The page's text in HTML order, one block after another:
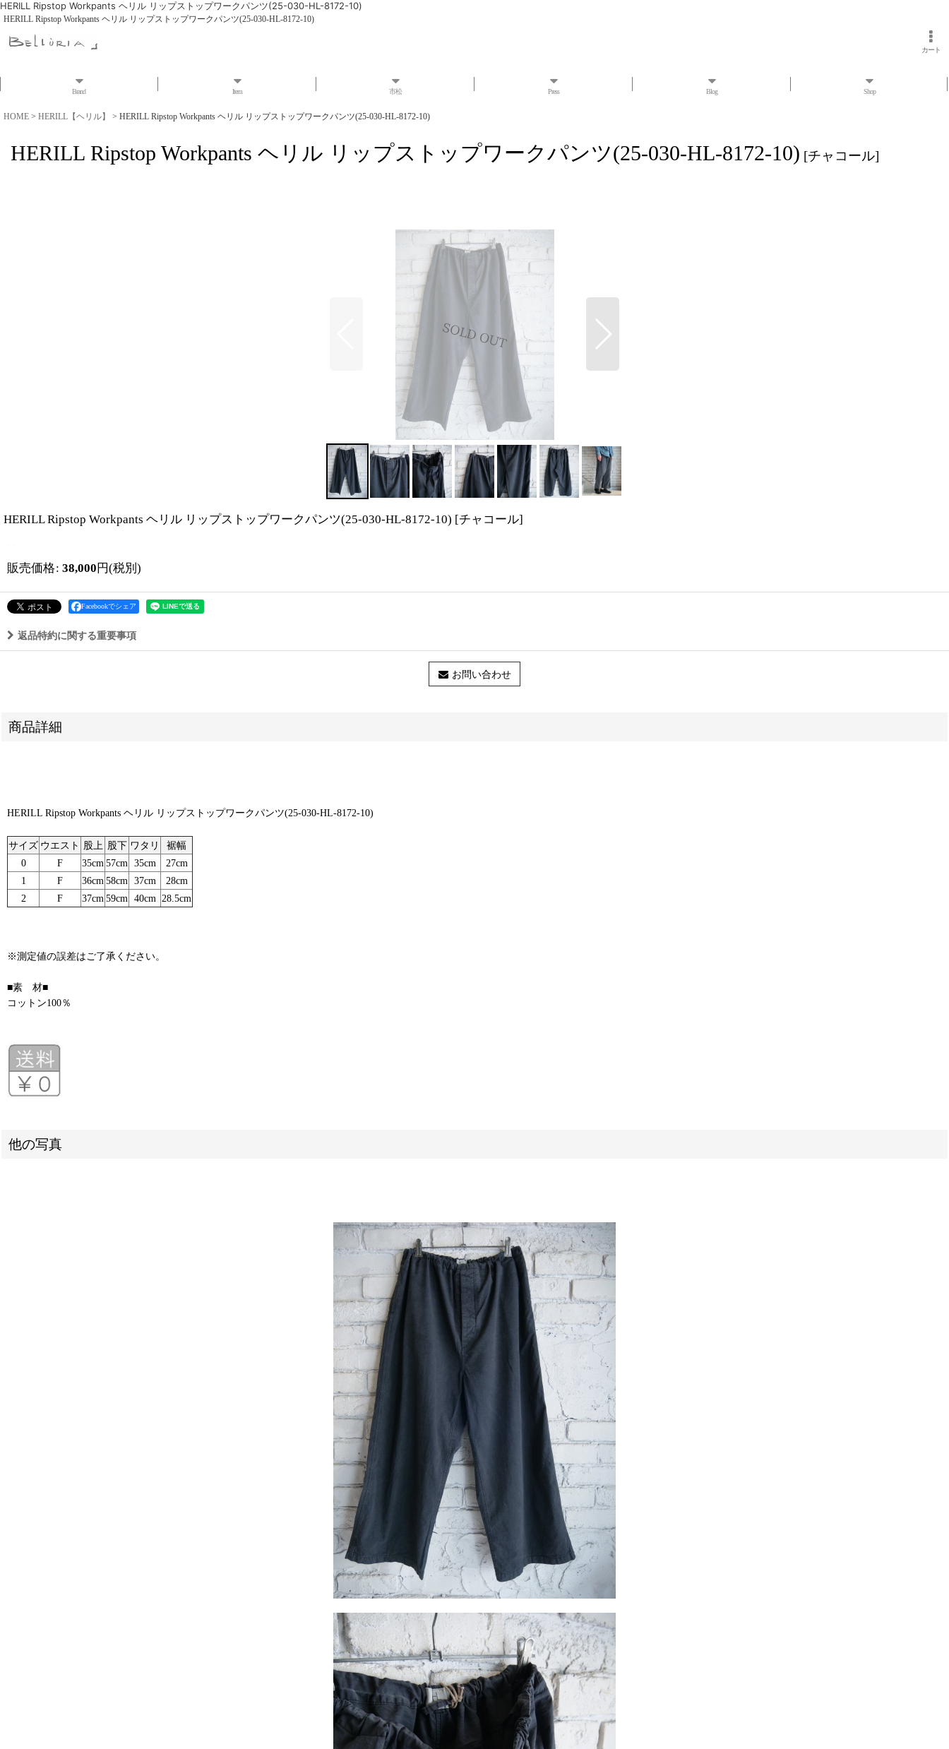
HERILL Ripstop Workpants ヘリル リップストップワークパンツ(25-030-HL-8172-10)
HERILL Ripstop Workpants ヘリル リップストップワークパンツ(25-030-HL-8172-10)
カート
Brand Item 市松 Press Blog Shop
HOME > HERILL【ヘリル】 > HERILL Ripstop Workpants ヘリル リップストップワークパンツ(25-030-HL-8172-10)
HERILL Ripstop Workpants ヘリル リップストップワークパンツ(25-030-HL-8172-10) [チャコール]
HERILL Ripstop Workpants ヘリル リップストップワークパンツ(25-030-HL-8172-10) [チャコール]
販売価格: 38,000 円(税別)
Facebookでシェア
返品特約に関する重要事項
お問い合わせ
商品詳細
HERILL Ripstop Workpants ヘリル リップストップワークパンツ(25-030-HL-8172-10)
サイズ ウエスト 股上 股下 ワタリ
裾幅
0
F 35cm 57cm 35cm
27cm
1
F 36cm 58cm 37cm
28cm
2
F 37cm 59cm 40cm 28.5cm
※測定値の誤差はご了承ください。
■素 材■
コットン100％
他の写真